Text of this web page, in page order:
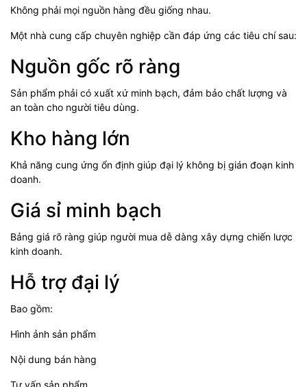
Không phải mọi nguồn hàng đều giống nhau.
Một nhà cung cấp chuyên nghiệp cần đáp ứng các tiêu chí sau:
Nguồn gốc rõ ràng
Sản phẩm phải có xuất xứ minh bạch, đảm bảo chất lượng và
an toàn cho người tiêu dùng.
Kho hàng lớn
Khả năng cung ứng ổn định giúp đại lý không bị gián đoạn kinh
doanh.
Giá sỉ minh bạch
Bảng giá rõ ràng giúp người mua dễ dàng xây dựng chiến lược
kinh doanh.
Hỗ trợ đại lý
Bao gồm:
Hình ảnh sản phẩm
Nội dung bán hàng
Tư vấn sản phẩm